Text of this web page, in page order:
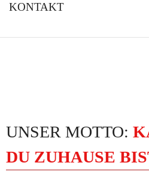
KONTAKT
UNSER MOTTO:
DU ZUHAUSE